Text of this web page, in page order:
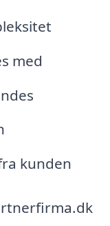
med
kunden